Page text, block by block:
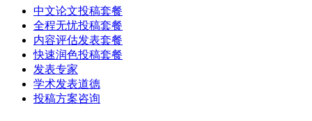
中文论文投稿套餐
全程无忧投稿套餐
内容评估发表套餐
快速润色投稿套餐
发表专家
学术发表道德
投稿方案咨询